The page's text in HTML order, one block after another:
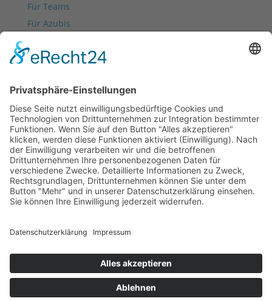
Für Teams
Für Azubis
TEAMEVENT
Teamevent Outdoor
Teamevent Indoor
KLETTERN
Klettern für Kinder / Jugendliche
Klettercamps für Kinder
Klettertraining für Kinder
Klettern für Familien
© 2026 barefoot &zwitscherei.de|Impressum|
Datenschutzerklärung|Cookie-Einstellungen